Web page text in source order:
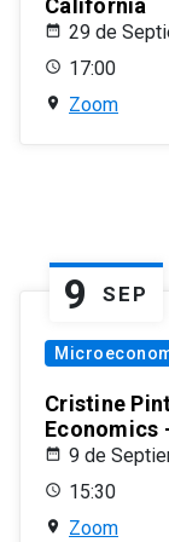
California
29 de
17:00
Zoom
9 SEP
Cristine
Economics
9 de
15:30
Zoom